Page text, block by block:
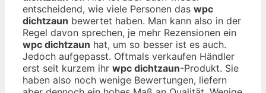
entscheidend, wie viele Personen das wpc
dichtzaun bewertet haben. Man kann also in der
Regel davon sprechen, je mehr Rezensionen ein
wpc dichtzaun hat, um so besser ist es auch.
Jedoch aufgepasst. Oftmals verkaufen Händler
erst seit kurzem ihr wpc dichtzaun-Produkt. Sie
haben also noch wenige Bewertungen, liefern